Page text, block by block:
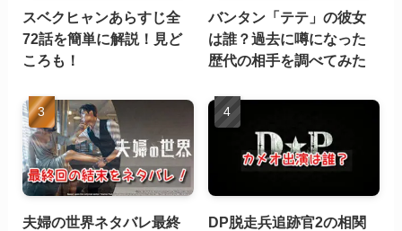
スベクヒャンあらすじ全
72話を簡単に解説！見ど
ころも！
バンタン「テテ」の彼女
は誰？過去に噂になった
歴代の相手を調べてみた
夫婦の世界ネタバレ最終
DP脱走兵追跡官2の相関